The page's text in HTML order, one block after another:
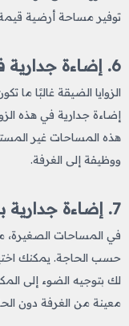
توفير مساحة أرضية
6. إضاءة جدارية
الزوايا الضيقة غالبًا
إضاءة جدارية في هذه
هذه المساحات غير
ووظيفة إلى الغرفة.
7. إضاءة جدارية
في المساحات الصغيرة،
حسب الحاجة. يمكنك
لك بتوجيه الضوء إلى
معينة من الغرفة دون